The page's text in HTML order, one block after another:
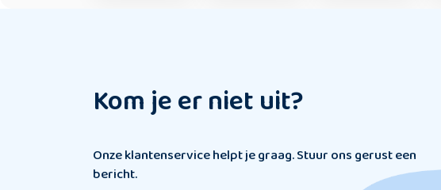
Kom je er niet uit?
Onze klantenservice helpt je graag. Stuur ons gerust een
bericht.